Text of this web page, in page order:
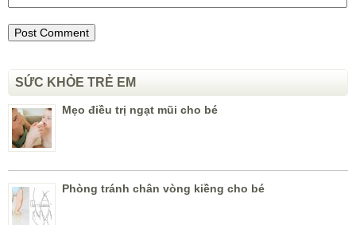
SỨC KHỎE TRẺ EM
Mẹo điều trị ngạt mũi cho bé
Phòng tránh chân vòng kiềng cho bé